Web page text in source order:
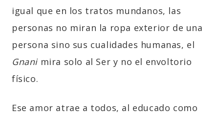
igual que en los tratos mundanos, las
personas no miran la ropa exterior de una
persona sino sus cualidades humanas, el
Gnanimira solo al Ser y no el envoltorio
físico.
Ese amor atrae a todos, al educado como